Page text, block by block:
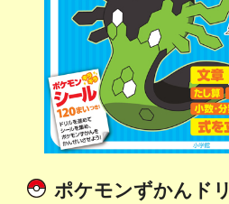
ポケモンずかんド